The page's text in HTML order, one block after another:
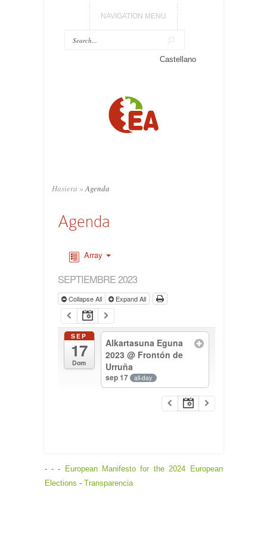
NAVIGATION MENU
Castellano
Hasiera » Agenda
Agenda
Array
SEPTIEMBRE 2023
Collapse All Expand All
SEP
17
Dom
Alkartasuna Eguna
2023@ Frontón de
Urruña
sep 17 all-day
- - - European Manifesto for the 2024 European
Elections - Transparencia